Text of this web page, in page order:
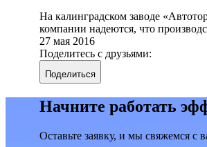
На калинградском заводе
компании надеются, что
27 мая 2016
Поделитесь с друзьями:
Поделиться
Начните работать
Оставьте заявку, и мы свяжемся с